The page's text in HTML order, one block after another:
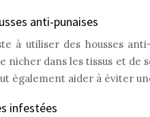
anti-punaises
à utiliser des housses
nicher dans les tissus et
également aider à éviter
infestées